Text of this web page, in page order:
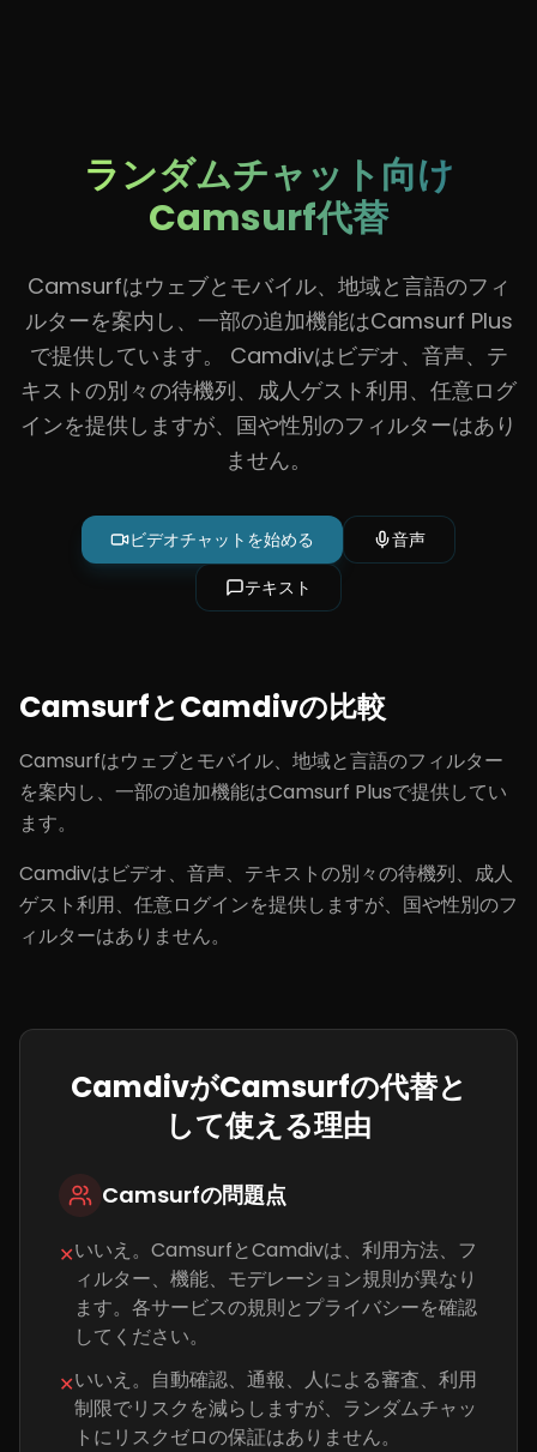
ランダムチャット向け
Camsurf代替
Camsurfはウェブとモバイル、地域と言語のフィ
ルターを案内し、一部の追加機能はCamsurf Plus
で提供しています。 Camdivはビデオ、音声、テ
キストの別々の待機列、成人ゲスト利用、任意ログ
インを提供しますが、国や性別のフィルターはあり
ません。
ビデオチャットを始める
音声
テキスト
CamsurfとCamdivの比較
Camsurfはウェブとモバイル、地域と言語のフィルター
を案内し、一部の追加機能はCamsurf Plusで提供してい
ます。
Camdivはビデオ、音声、テキストの別々の待機列、成人
ゲスト利用、任意ログインを提供しますが、国や性別のフ
ィルターはありません。
CamdivがCamsurfの代替と
して使える理由
Camsurfの問題点
✕いいえ。CamsurfとCamdivは、利用方法、フ
ィルター、機能、モデレーション規則が異なり
ます。各サービスの規則とプライバシーを確認
してください。
✕いいえ。自動確認、通報、人による審査、利用
制限でリスクを減らしますが、ランダムチャッ
トにリスクゼロの保証はありません。